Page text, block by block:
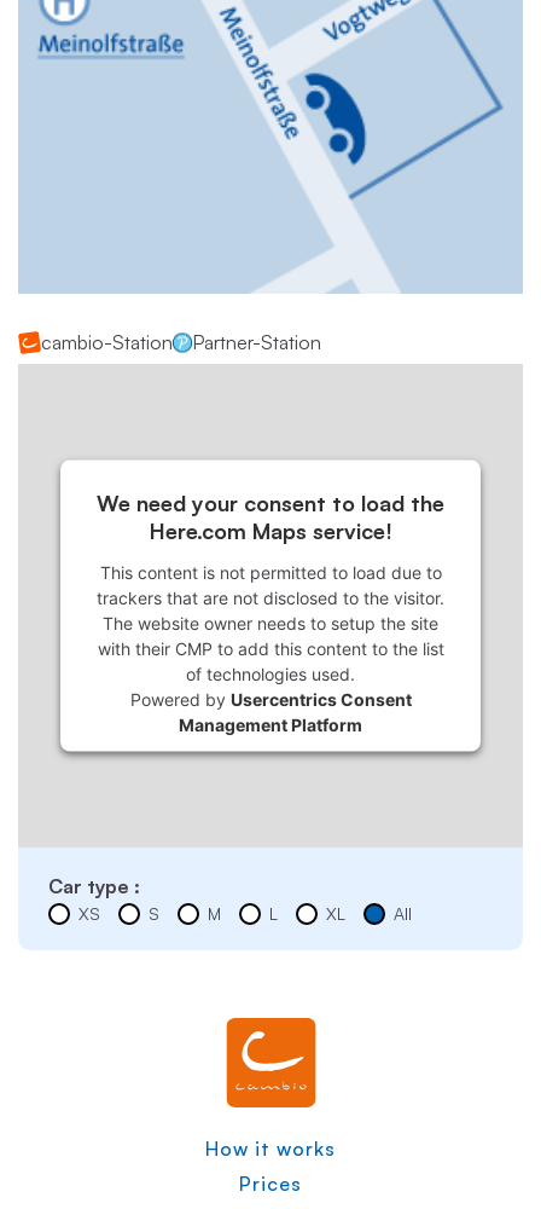
cambio-Station Partner-Station
We need your consent to load the
Here.com Maps service!
This content is not permitted to load due to
trackers that are not disclosed to the visitor.
The website owner needs to setup the site
with their CMP to add this content to the list
of technologies used.
Powered by Usercentrics Consent
Management Platform
Car type :
XS S M L XL All
How it works
Prices